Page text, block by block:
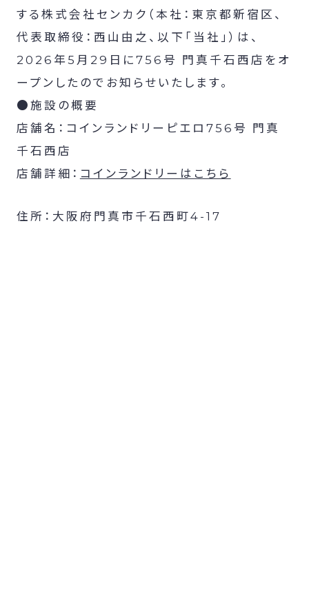
する株式会社センカク（本社：東京都新宿区、
代表取締役：西山由之、以下「当社」）は、
2026年5月29日に756号 門真千石西店をオ
ープンしたのでお知らせいたします。
●施設の概要
店舗名：コインランドリーピエロ756号 門真
千石西店
店舗詳細： コインランドリーはこちら
住所：大阪府門真市千石西町4-17